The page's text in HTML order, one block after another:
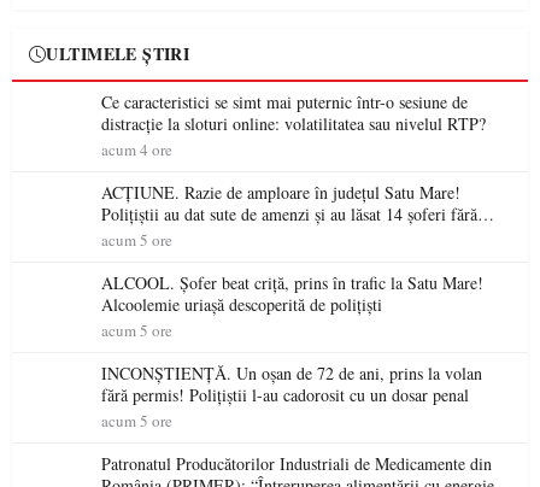
ULTIMELE ȘTIRI
Ce caracteristici se simt mai puternic într-o sesiune de
distracție la sloturi online: volatilitatea sau nivelul RTP?
acum 4 ore
ACȚIUNE. Razie de amploare în județul Satu Mare!
Polițiștii au dat sute de amenzi și au lăsat 14 șoferi fără
permis într-o singură zi
acum 5 ore
ALCOOL. Șofer beat criță, prins în trafic la Satu Mare!
Alcoolemie uriașă descoperită de polițiști
acum 5 ore
INCONȘTIENȚĂ. Un oșan de 72 de ani, prins la volan
fără permis! Polițiștii l-au cadorosit cu un dosar penal
acum 5 ore
Patronatul Producătorilor Industriali de Medicamente din